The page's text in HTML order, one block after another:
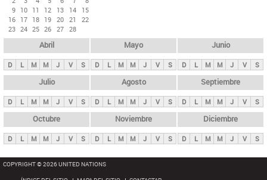
n
i
p
a
l
s
9 10 11 12 13 14
15
16 17 18 19 20 21
22
23 24 25 26 27 28
Abril
D L M M J V S
Mayo
D L M M J V S
Junio
D L M M J V S
Julio
D L M M J V S
Agosto
D L M M J V S
Septiembre
D L M M J V S
Octubre
D L M M J V S
Noviembre
D L M M J V S
Diciembre
D L M M J V S
COPYRIGHT © 2026 UNITED NATIONS